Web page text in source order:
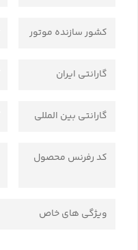
کشور سازنده موتور
گارانتی ایران
گارانتی بین المللی
کد رفرنس محصول
ویژگی های خاص